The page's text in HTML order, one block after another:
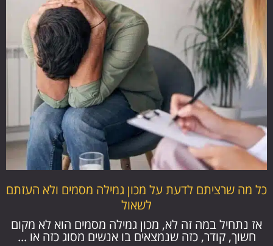
כל מה שרציתם לדעת על מכון גמילה מסמים ולא העזתם
לשאול
אז נתחיל במה זה לא, מכון גמילה מסמים הוא לא מקום
חשוך, קודר, כזה שנמצאים בו אנשים מסוג כזה או ...